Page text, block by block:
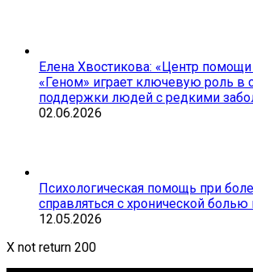
Елена Хвостикова: «Центр
«Геном» играет ключевую роль в
поддержки людей с редкими
02.06.2026
Психологическая помощь при
справляться с хронической болью
12.05.2026
X not return 200